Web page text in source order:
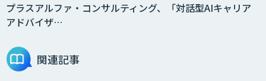
プラスアルファ・コンサルティング、「対話型AIキャリア
アドバイザ…
関連記事